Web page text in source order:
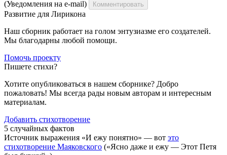
(Уведомления на e-mail)
Комментировать
Развитие для Лирикона
Наш сборник работает на голом энтузиазме его создателей.
Мы благодарны любой помощи.
Помочь проекту
Пишете стихи?
Хотите опубликоваться в нашем сборнике? Добро
пожаловать! Мы всегда рады новым авторам и интересным
материалам.
Добавить стихотворение
5 случайных фактов
Источник выражения «И ежу понятно» — вот это
стихотворение Маяковского («Ясно даже и ежу — Этот Петя